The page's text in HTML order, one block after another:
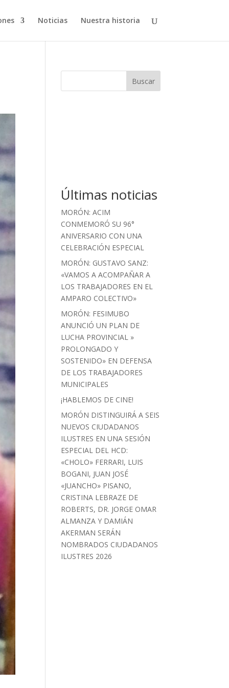
Noticias Nuestra historia
Buscar
Últimas noticias
MORÓN: ACIM
CONMEMORÓ SU 96°
ANIVERSARIO CON UNA
CELEBRACIÓN ESPECIAL
MORÓN: GUSTAVO SANZ:
«VAMOS A ACOMPAÑAR A
LOS TRABAJADORES EN EL
AMPARO COLECTIVO»
MORÓN: FESIMUBO
ANUNCIÓ UN PLAN DE
LUCHA PROVINCIAL »
PROLONGADO Y
SOSTENIDO» EN DEFENSA
DE LOS TRABAJADORES
MUNICIPALES
¡HABLEMOS DE CINE!
MORÓN DISTINGUIRÁ A SEIS
NUEVOS CIUDADANOS
ILUSTRES EN UNA SESIÓN
ESPECIAL DEL HCD:
«CHOLO» FERRARI, LUIS
BOGANI, JUAN JOSÉ
«JUANCHO» PISANO,
CRISTINA LEBRAZE DE
ROBERTS, DR. JORGE OMAR
ALMANZA Y DAMIÁN
AKERMAN SERÁN
NOMBRADOS CIUDADANOS
ILUSTRES 2026